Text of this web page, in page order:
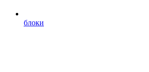
блоки